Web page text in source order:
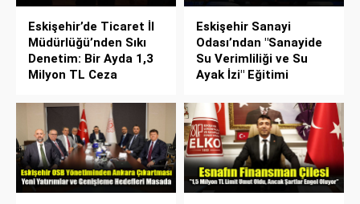
Eskişehir’de Ticaret İl
Müdürlüğü’nden Sıkı
Denetim: Bir Ayda 1,3
Milyon TL Ceza
Eskişehir Sanayi
Odası’ndan "Sanayide
Su Verimliliği ve Su
Ayak İzi" Eğitimi